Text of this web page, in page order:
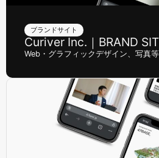
ブランドサイト
Curiver Inc.｜BRAND
Web・グラフィックデザイン、写真